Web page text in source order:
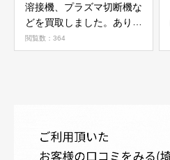
溶接機、プラズマ切断機な
どを買取しました。ありが
とうございました。
閲覧数：364